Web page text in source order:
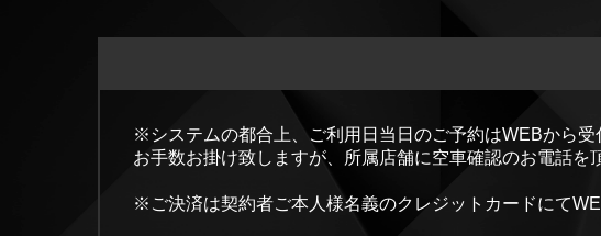
※システムの都合上、ご利用日当日のご予約はWEBから受
お手数お掛け致しますが、所属店舗に空車確認のお電話
※ご決済は契約者ご本人様名義のクレジットカードにて